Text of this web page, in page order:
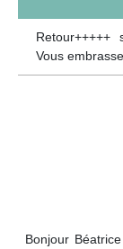
Retour+++++
Vous
Bonjour